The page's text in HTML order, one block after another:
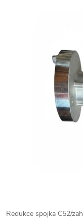
Redukce spojka C52/